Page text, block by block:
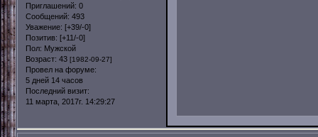
Приглашений: 0
Сообщений: 493
Уважение: [+39/-0]
Позитив: [+11/-0]
Пол: Мужской
Возраст: 43 [1982-09-27]
Провел на форуме:
5 дней 14 часов
Последний визит:
11 марта, 2017г. 14:29:27